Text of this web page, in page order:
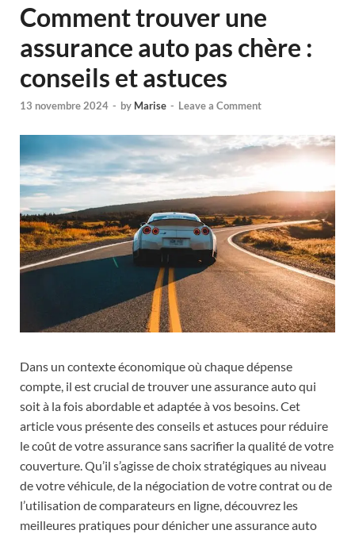
Comment trouver une
assurance auto pas chère :
conseils et astuces
13 novembre 2024 - by Marise - Leave a Comment
Dans un contexte économique où chaque dépense
compte, il est crucial de trouver une assurance auto qui
soit à la fois abordable et adaptée à vos besoins. Cet
article vous présente des conseils et astuces pour réduire
le coût de votre assurance sans sacrifier la qualité de votre
couverture. Qu’il s’agisse de choix stratégiques au niveau
de votre véhicule, de la négociation de votre contrat ou de
l’utilisation de comparateurs en ligne, découvrez les
meilleures pratiques pour dénicher une assurance auto